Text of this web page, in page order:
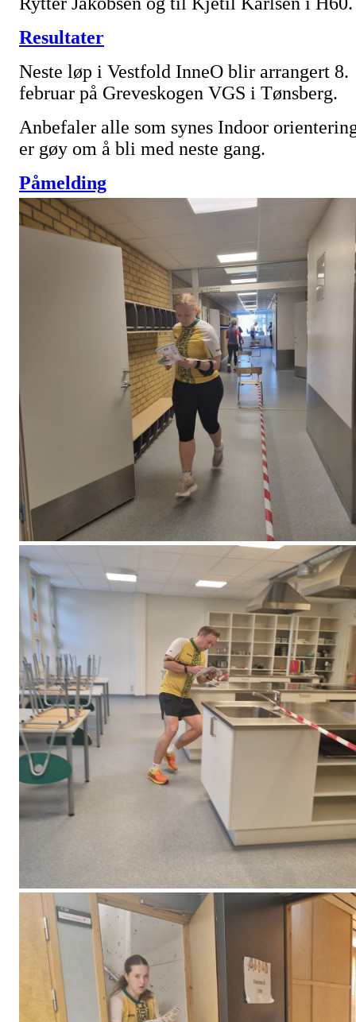
Resultater
Neste løp i Vestfold InneO blir arrangert 8.
februar på Greveskogen VGS i Tønsberg.
Anbefaler alle som synes Indoor
er gøy om å bli med neste gang.
Påmelding